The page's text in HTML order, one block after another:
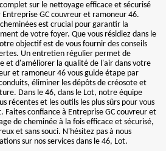
sur le nettoyage efficace et sécurisé
GC couvreur et ramoneur 46.
est crucial pour garantir la
de votre foyer. Que vous résidiez dans le
objectif est de vous fournir des conseils
Un entretien régulier permet de
et d'améliorer la qualité de l'air dans votre
et ramoneur 46 vous guide étape par
éliminer les dépôts de créosote et
Dans le 46, dans le Lot, notre équipe
récentes et les outils les plus sûrs pour vous
confiance à Entreprise GC couvreur et
de cheminée à la fois efficace et sécurisé,
et sans souci. N'hésitez pas à nous
sur nos services dans le 46, Lot.